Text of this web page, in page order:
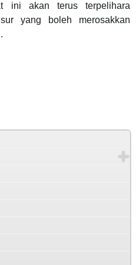
ini akan terus terpelihara
yang boleh merosakkan